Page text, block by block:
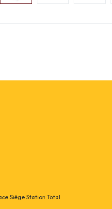
Siège Station Total